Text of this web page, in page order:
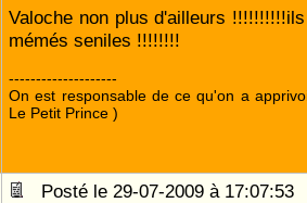
Valoche non plus d'ailleurs
mémés seniles !!!!!!!!
--------------------
On est responsable de ce qu'on a
Le Petit Prince )
Posté le 29-07-2009 à